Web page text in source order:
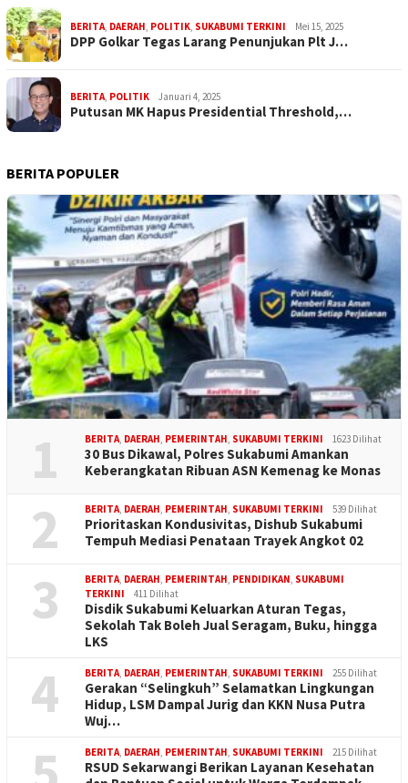
BERITA, DAERAH, POLITIK, SUKABUMI TERKINI Mei 15, 2025
DPP Golkar Tegas Larang Penunjukan Plt J…
BERITA, POLITIK Januari 4, 2025
Putusan MK Hapus Presidential Threshold,…
BERITA POPULER
1 BERITA, DAERAH, PEMERINTAH, SUKABUMI TERKINI 1623 Dilihat
30 Bus Dikawal, Polres Sukabumi Amankan
Keberangkatan Ribuan ASN Kemenag ke Monas
2 BERITA, DAERAH, PEMERINTAH, SUKABUMI TERKINI 539 Dilihat
Prioritaskan Kondusivitas, Dishub Sukabumi
Tempuh Mediasi Penataan Trayek Angkot 02
3 BERITA, DAERAH, PEMERINTAH, PENDIDIKAN, SUKABUMI
TERKINI
411 Dilihat
Disdik Sukabumi Keluarkan Aturan Tegas,
Sekolah Tak Boleh Jual Seragam, Buku, hingga
LKS
4 BERITA, DAERAH, PEMERINTAH, SUKABUMI TERKINI 255 Dilihat
Gerakan “Selingkuh” Selamatkan Lingkungan
Hidup, LSM Dampal Jurig dan KKN Nusa Putra
Wuj…
BERITA, DAERAH, PEMERINTAH, SUKABUMI TERKINI 215 Dilihat
RSUD Sekarwangi Berikan Layanan Kesehatan